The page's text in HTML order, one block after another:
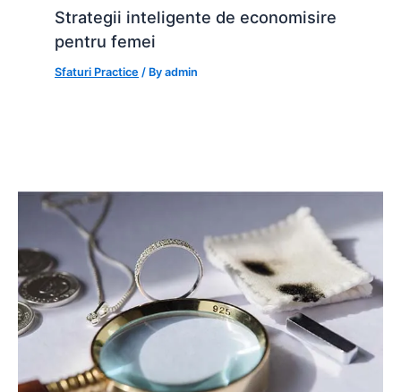
Strategii inteligente de economisire
pentru femei
Sfaturi Practice / Byadmin